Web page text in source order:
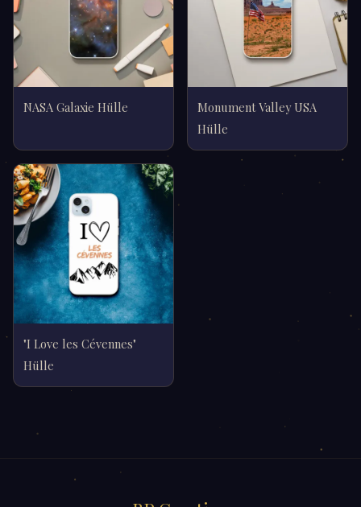
NASA Galaxie Hülle
Monument Valley USA
Hülle
"I Love les Cévennes"
Hülle